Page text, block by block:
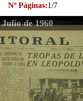
Nº Páginas:1/7
de 1960